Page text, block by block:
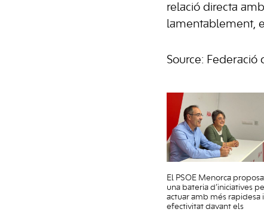
relació directa
lamentablement,
Source: Federació
El PSOE Menorca proposa
una bateria d’iniciatives
actuar amb més rapidesa i
efectivitat davant els